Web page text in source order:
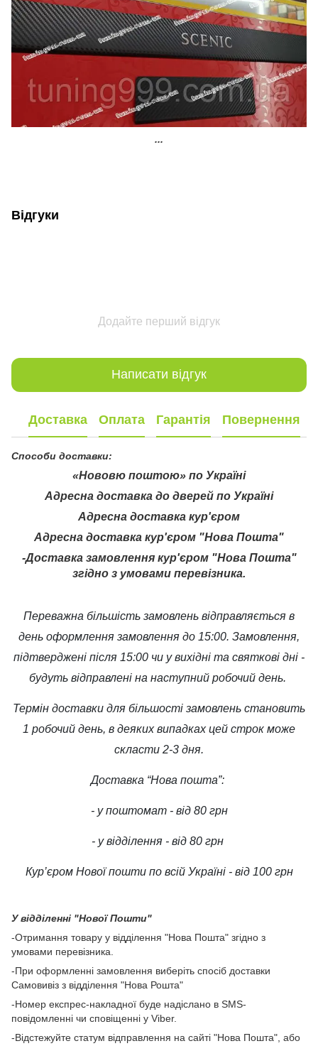
...
Відгуки
Додайте перший відгук
Написати відгук
Доставка Оплата Гарантія Повернення
Способи доставки:
«Нововю поштою» по Україні
Адресна доставка до дверей по Україні
Адресна доставка кур'єром
Адресна доставка кур'єром "Нова Пошта"
-Доставка замовлення кур'єром "Нова Пошта"
згідно з умовами перевізника.
Переважна більшість замовлень відправляється в
день оформлення замовлення до 15:00. Замовлення,
підтверджені після 15:00 чи у вихідні та святкові дні -
будуть відправлені на наступний робочий день.
Термін доставки для більшості замовлень становить
1 робочий день, в деяких випадках цей строк може
скласти 2-3 дня.
Доставка “Нова пошта”:
- у поштомат - від 80 грн
- у відділення - від 80 грн
Кур’єром Нової пошти по всій Україні - від 100 грн
У відділенні "Нової Пошти"
-Отримання товару у відділення "Нова Пошта" згідно з
умовами перевізника.
-При оформленні замовлення виберіть спосіб доставки
Самовивіз з відділення "Нова Рошта"
-Номер експрес-накладної буде надіслано в SMS-
повідомленні чи сповіщенні у Viber.
-Відстежуйте статум відправлення на сайті "Нова Пошта", або